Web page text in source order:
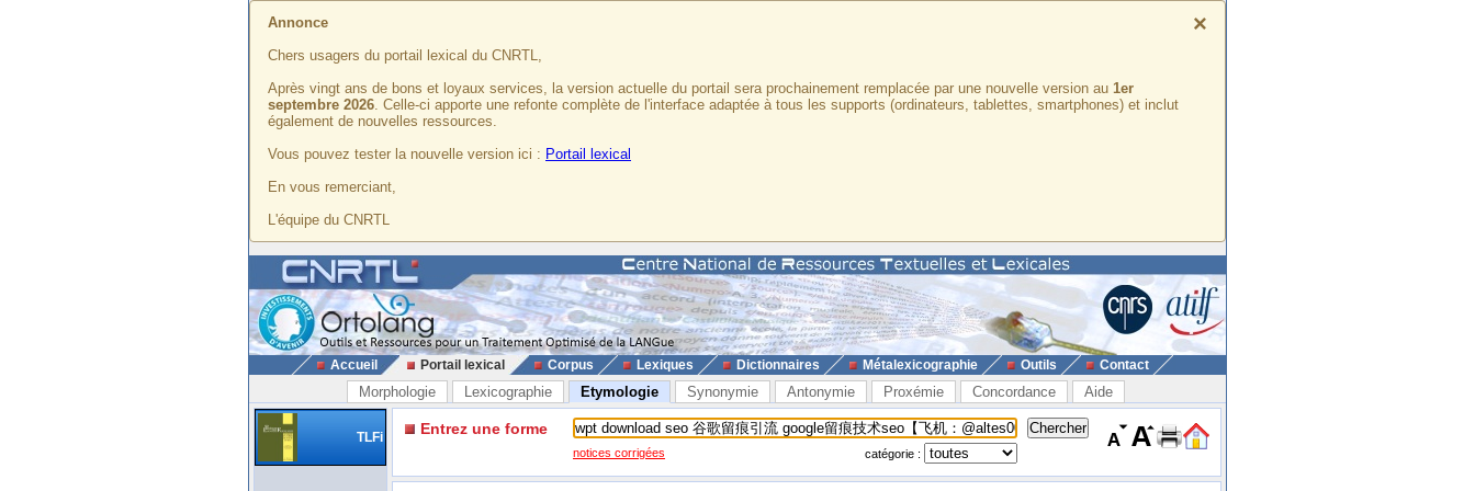
×
Annonce
Chers usagers du portail lexical du CNRTL,
Après vingt ans de bons et loyaux services, la version actuelle du portail sera prochainement remplacée par une nouvelle version au 1er
septembre 2026. Celle-ci apporte une refonte complète de l'interface adaptée à tous les supports (ordinateurs, tablettes, smartphones) et inclut
également de nouvelles ressources.
Vous pouvez tester la nouvelle version ici : Portail lexical
En vous remerciant,
L'équipe du CNRTL
Accueil Portail lexical Corpus Lexiques Dictionnaires Métalexicographie Outils Contact
Morphologie Lexicographie Etymologie Synonymie Antonymie Proxémie Concordance Aide
TLFi Entrez une forme
notices corrigées catégorie :